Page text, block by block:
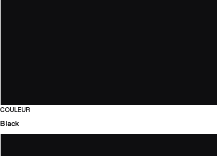
COULEUR
Black